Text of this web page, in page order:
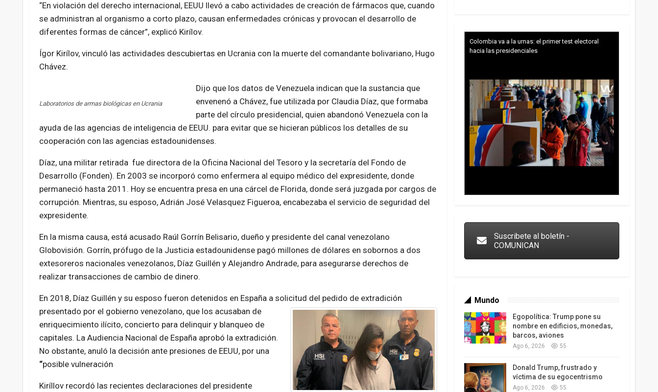
“En violación del derecho internacional, EEUU llevó a cabo actividades de creación de fármacos que, cuando
se administran al organismo a corto plazo, causan enfermedades crónicas y provocan el desarrollo de
diferentes formas de cáncer”, explicó Kirílov.
Ígor Kirílov, vinculó las actividades descubiertas en Ucrania con la muerte del comandante bolivariano, Hugo
Chávez.
Laboratorios de armas biológicas en Ucrania
Dijo que los datos de Venezuela indican que la sustancia que
envenenó a Chávez, fue utilizada por Claudia Díaz, que formaba
parte del círculo presidencial, quien abandonó Venezuela con la
ayuda de las agencias de inteligencia de EEUU. para evitar que se hicieran públicos los detalles de su
cooperación con las agencias estadounidenses.
Díaz, una militar retirada fue directora de la Oficina Nacional del Tesoro y la secretaría del Fondo de
Desarrollo (Fonden). En 2003 se incorporó como enfermera al equipo médico del expresidente, donde
permaneció hasta 2011. Hoy se encuentra presa en una cárcel de Florida, donde será juzgada por cargos de
corrupción. Mientras, su esposo, Adrián José Velasquez Figueroa, encabezaba el servicio de seguridad del
expresidente.
En la misma causa, está acusado Raúl Gorrín Belisario, dueño y presidente del canal venezolano
Globovisión. Gorrín, prófugo de la Justicia estadounidense pagó millones de dólares en sobornos a dos
extesoreros nacionales venezolanos, Díaz Guillén y Alejandro Andrade, para asegurarse derechos de
realizar transacciones de cambio de dinero.
En 2018, Díaz Guillén y su esposo fueron detenidos en España a solicitud del pedido de extradición
presentado por el gobierno venezolano, que los acusaban de
enriquecimiento ilícito, concierto para delinquir y blanqueo de
capitales. La Audiencia Nacional de España aprobó la extradición.
No obstante, anuló la decisión ante presiones de EEUU, por una
“posible vulneración
Kiríllov recordó las recientes declaraciones del presidente
Colombia va a la urnas: el primer test electoral
hacia las presidenciales
Suscribete al boletín -
COMUNICAN
Mundo
Egopolítica: Trump pone su
nombre en edificios, monedas,
barcos, aviones
Ago 6, 2026 55
Donald Trump, frustrado y
víctima de su egocentrismo
Ago 6, 2026 55